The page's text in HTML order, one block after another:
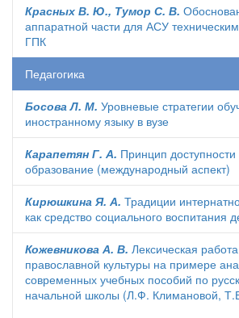
Красных В. Ю., Тумор С. В.
аппаратной части для АСУ
ГПК
Педагогика
Босова Л. М. Уровневые стратегии
иностранному языку в вузе
Карапетян Г. А. Принцип
образование (международный аспект)
Кирюшкина Я. А. Традиции
как средство социального воспитания
Кожевникова А. В. Лексическая
православной культуры на примере
современных учебных пособий по
начальной школы (Л.Ф. Климановой,